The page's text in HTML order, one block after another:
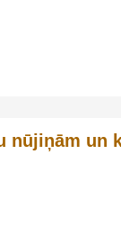
nūjiņām un